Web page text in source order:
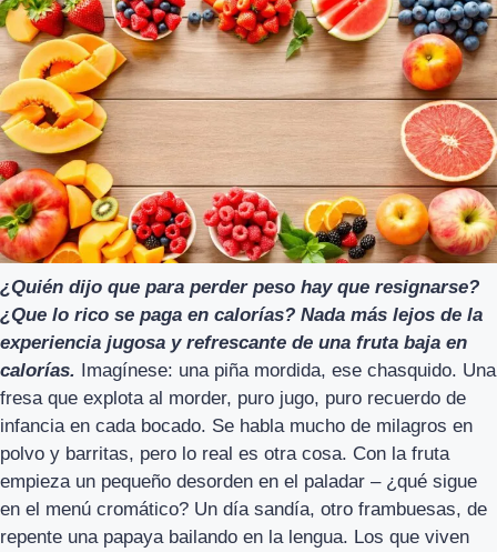
¿Quién dijo que para perder peso hay que resignarse?
¿Que lo rico se paga en calorías? Nada más lejos de la
experiencia jugosa y refrescante de una fruta baja en
calorías. Imagínese: una piña mordida, ese chasquido. Una
fresa que explota al morder, puro jugo, puro recuerdo de
infancia en cada bocado. Se habla mucho de milagros en
polvo y barritas, pero lo real es otra cosa. Con la fruta
empieza un pequeño desorden en el paladar – ¿qué sigue
en el menú cromático? Un día sandía, otro frambuesas, de
repente una papaya bailando en la lengua. Los que viven